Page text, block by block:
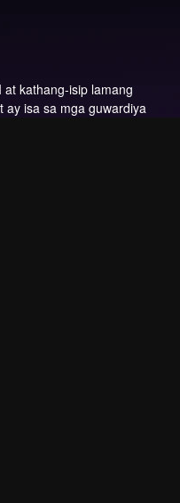
kathang-isip lamang
ay isa sa mga guwardiya